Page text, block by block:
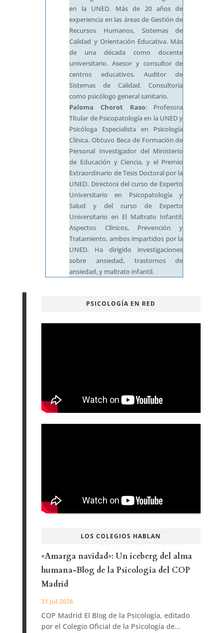
en la UNED. Más de 20 años de
experiencia en las áreas de Gestión de
Recursos Humanos, Sistemas de
Calidad y Orientación Educativa. Más
de una década como docente
universitario. Asesor y consultor de
centros educativos. Auditor de
Sistemas de Calidad. Consultoría
como psicólogo general sanitario.
Paloma Chorot Raso: Profesora
Titular de Psicopatología en la UNED y
Psicóloga Especialista en Psicología
Clínica. Obtuvo Beca de Formación de
Personal Investigador del Ministerio
de Educación y Ciencia, y el Premio
Extraordinario de Tesis Doctoral por la
UNED. Directora del curso de Experto
Universitario en Psicopatología y
Salud y del curso de Experto
Universitario en El Maltrato Infantil:
Aspectos Clínicos, Prevención y
Tratamiento, ambos impartidos por la
UNED. Ha dirigido investigaciones
sobre ansiedad, trastornos de
ansiedad, y maltrato infantil.
PSICOLOGÍA EN RED
LOS COLEGIOS HABLAN
«Amarga navidad»: Un iceberg del alma
humana-Blog de la Psicología del COP
Madrid
31 Jul 2026
COP Madrid El Blog de la Psicología, editado
por el Colegio Oficial de la Psicología de...